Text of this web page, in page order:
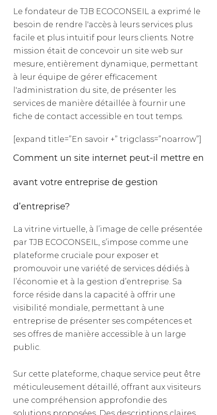
Le fondateur de TJB ECOCONSEIL a exprimé le
besoin de rendre l'accès à leurs services plus
facile et plus intuitif pour leurs clients. Notre
mission était de concevoir un site web sur
mesure, entièrement dynamique, permettant
à
leur équipe de gérer efficacement
l'administration du site, de présenter les
services de manière détaillée à fournir une
fiche de contact accessible en tout temps.
[expand title=”En savoir +” trigclass=”noarrow”]
Comment un site internet peut-il mettre en
avant votre entreprise de gestion
d’entreprise?
La vitrine virtuelle, à l’image de celle présentée
par TJB ECOCONSEIL, s’impose comme une
plateforme cruciale pour exposer et
promouvoir une variété de services dédiés à
l’économie et à la gestion d’entreprise. Sa
force réside dans la capacité à offrir une
visibilité mondiale, permettant à une
entreprise de présenter ses compétences et
ses offres de manière accessible à un large
public.
Sur cette plateforme, chaque service peut être
méticuleusement détaillé, offrant aux visiteurs
une compréhension approfondie des